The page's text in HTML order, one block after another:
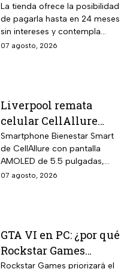
pulgadas UHD 4K con
funciones de
inteligencia artificial
ThinQ
La tienda ofrece la posibilidad
de pagarla hasta en 24 meses
sin intereses y contempla
devoluciones hasta 30 días
07 agosto, 2026
Liverpool remata
celular CellAllure
Smart AMOLED 5.5
pulgadas con botón
SOS, ideal para adultos
mayores: rebaja de 55%
Smartphone Bienestar Smart
de CellAllure con pantalla
AMOLED de 5.5 pulgadas,
sistema operativo Android 13
ubicado en la parte trasera
del equipo que activa llamada
automática al contacto de
07 agosto, 2026
GTA VI en PC: ¿por qué
Rockstar Games
decidió priorizar
Rockstar Games priorizará el